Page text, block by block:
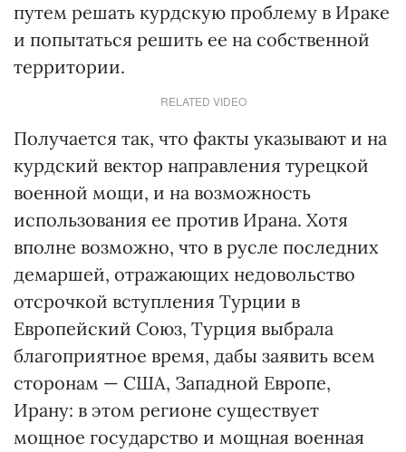
путем решать курдскую проблему в Ираке
и попытаться решить ее на собственной
территории.
RELATED VIDEO
Получается так, что факты указывают и на
курдский вектор направления турецкой
военной мощи, и на возможность
использования ее против Ирана. Хотя
вполне возможно, что в русле последних
демаршей, отражающих недовольство
отсрочкой вступления Турции в
Европейский Союз, Турция выбрала
благоприятное время, дабы заявить всем
сторонам — США, Западной Европе,
Ирану: в этом регионе существует
мощное государство и мощная военная